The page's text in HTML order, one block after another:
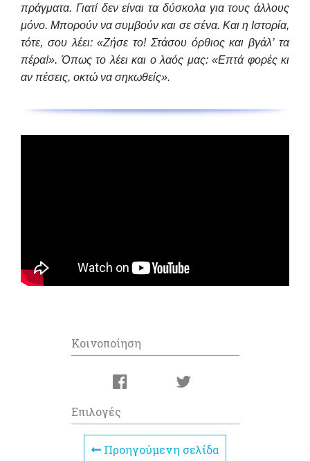
πράγματα. Γιατί δεν είναι τα δύσκολα για τους άλλους
μόνο. Μπορούν να συμβούν και σε σένα. Και η Ιστορία,
τότε, σου λέει: «Ζήσε το! Στάσου όρθιος και βγάλ’ τα
πέρα!». Όπως το λέει και ο λαός μας: «Επτά φορές κι
αν πέσεις, οκτώ να σηκωθείς».
Κοινοποίηση
Επιλογές
Προηγούμενη σελίδα